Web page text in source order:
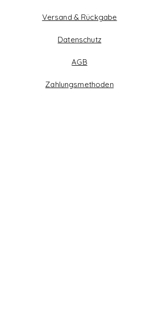
Versand & Rückgabe
Datenschutz
AGB
Zahlungsmethoden